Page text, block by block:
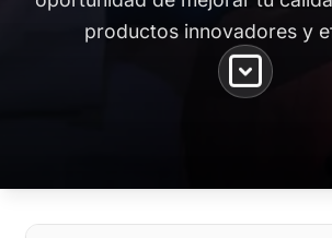
productos innovadores y